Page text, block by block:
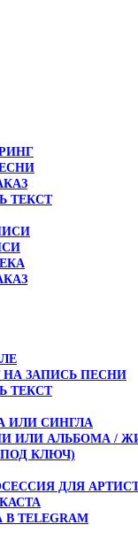
ТЕКСТ
ЗАПИСЬ ПЕСНИ
ТЕКСТ
ИЛИ СИНГЛА
ИЛИ АЛЬБОМА /
ПОД КЛЮЧ)
ДЛЯ
TELEGRAM